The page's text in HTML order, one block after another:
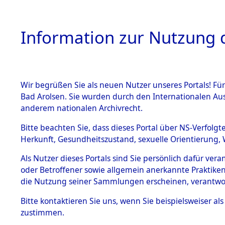
HOME
BESTÄNDE
Inhaftierungsdoku
mente
5. Verschiedenes
Todesmärsche
5.3.1 Alliierte
Information zur Nutzung
Wir begrüßen Sie als neuen Nutzer unseres Portals!
Bad Arolsen. Sie wurden durch den Internationalen
anderem nationalen Archivrecht.
Bitte beachten Sie, dass dieses Portal über NS-
Herkunft, Gesundheitszustand, sexuelle
Als Nutzer dieses Portals sind Sie persönlich dafür
oder Betroffener sowie allgemein anerkannte
die Nutzung seiner Sammlungen erscheinen,
Bitte kontaktieren Sie uns, wenn Sie beispielsweiser
zustimmen.